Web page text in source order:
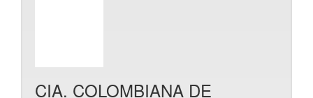
CIA. COLOMBIANA DE